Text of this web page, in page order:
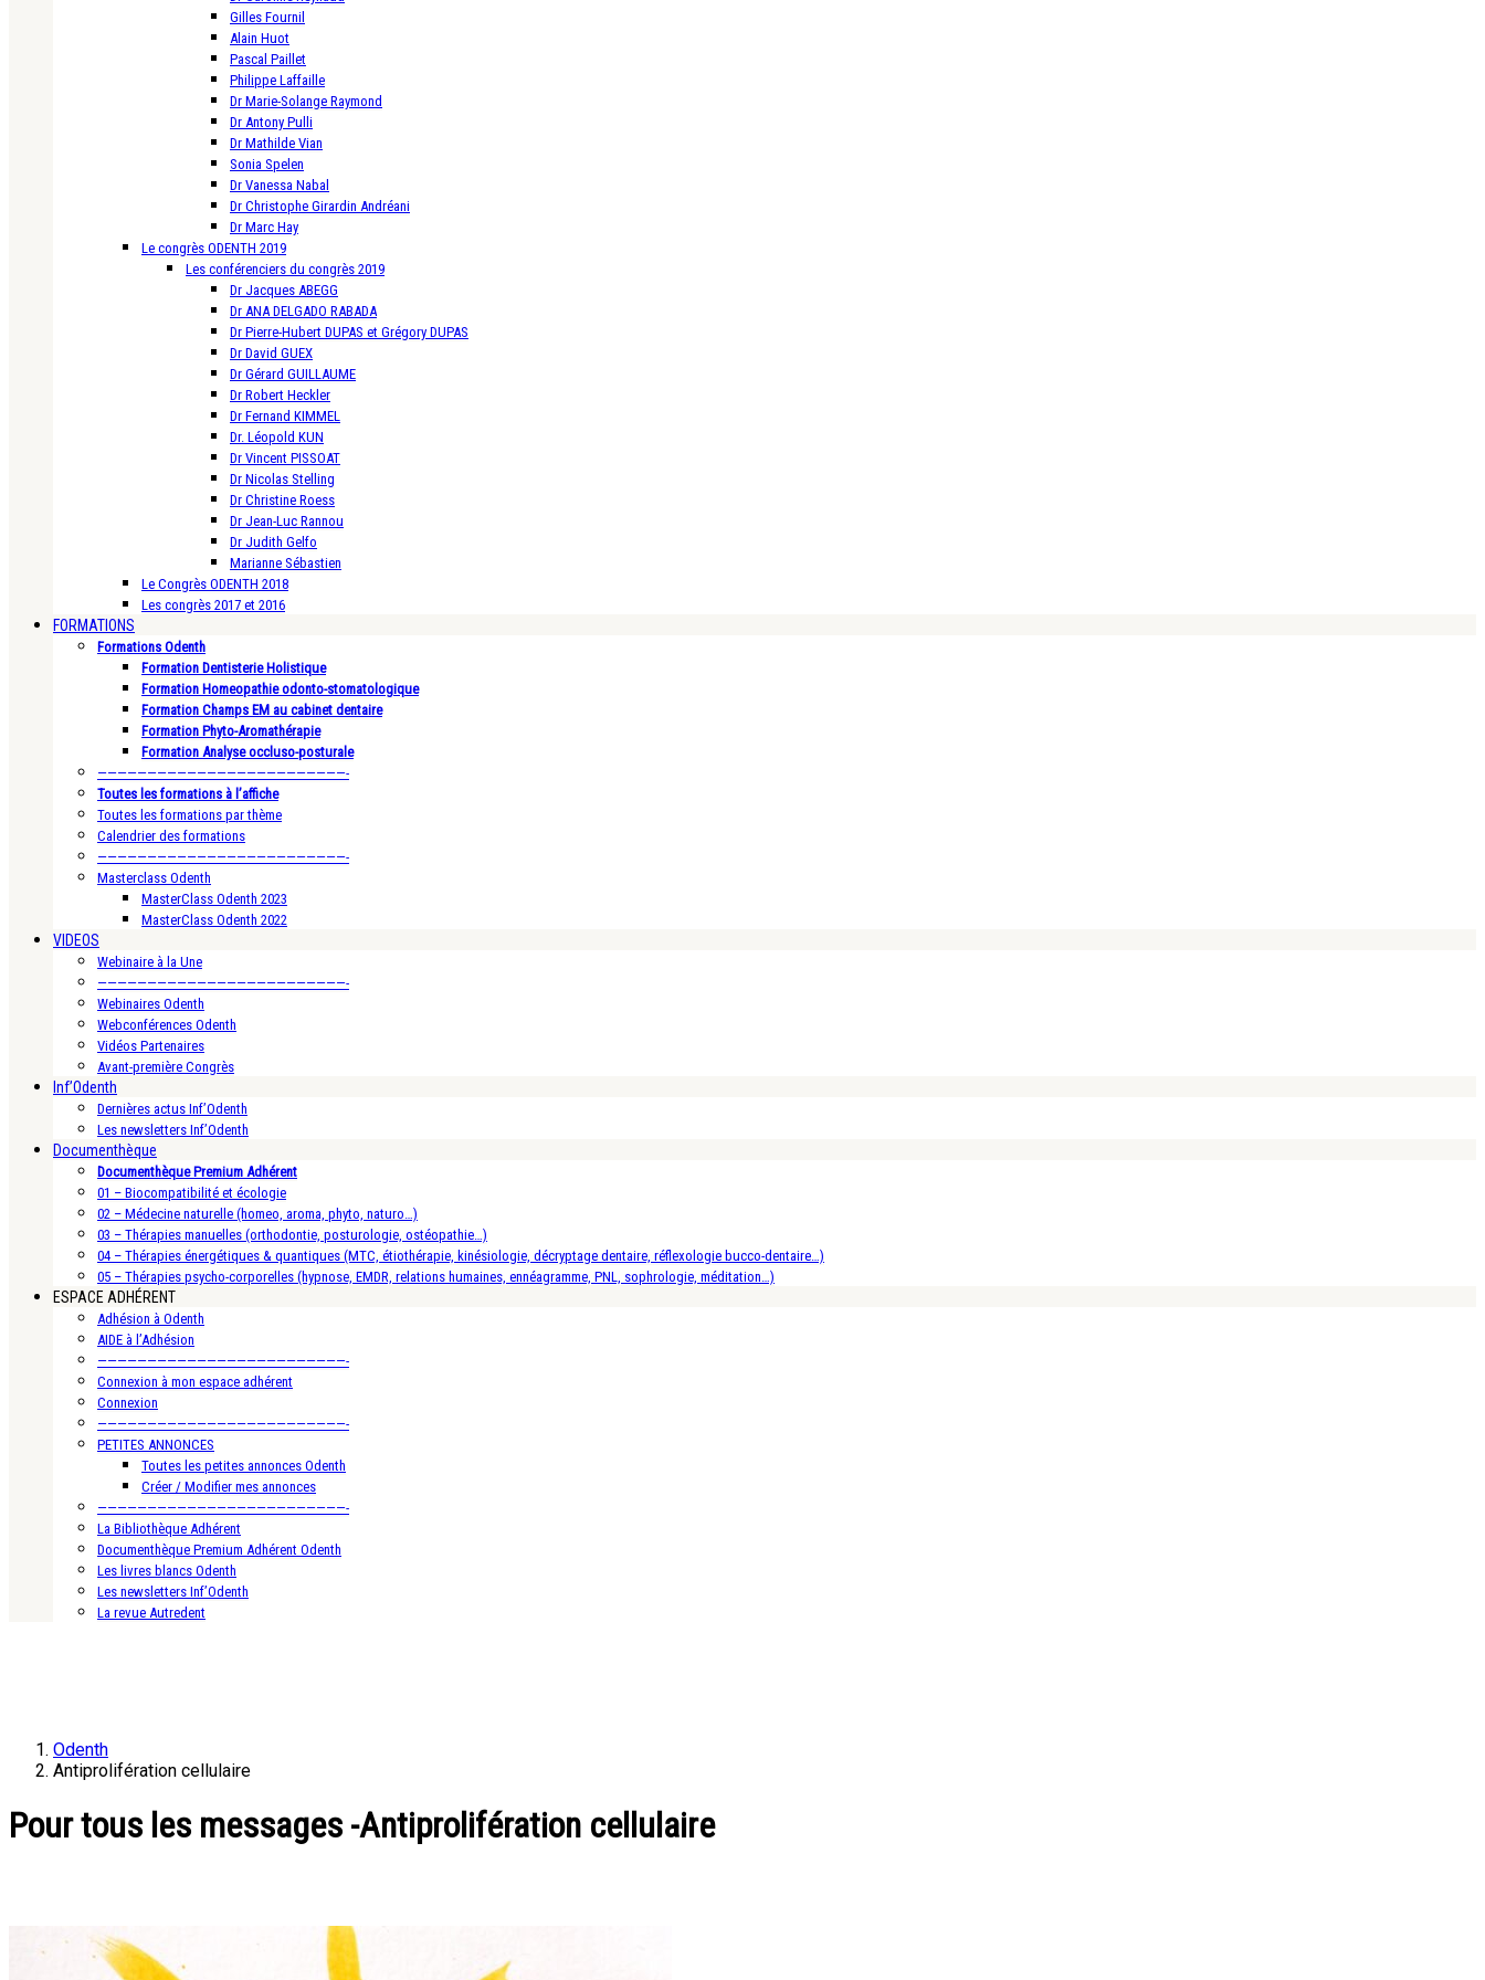
Gilles Fournil
Alain Huot
Pascal Paillet
Philippe Laffaille
Dr Marie-Solange Raymond
Dr Antony Pulli
Dr Mathilde Vian
Sonia Spelen
Dr Vanessa Nabal
Dr Christophe Girardin Andréani
Dr Marc Hay
Le congrès ODENTH 2019
Les conférenciers du congrès 2019
Dr Jacques ABEGG
Dr ANA DELGADO RABADA
Dr Pierre-Hubert DUPAS et Grégory DUPAS
Dr David GUEX
Dr Gérard GUILLAUME
Dr Robert Heckler
Dr Fernand KIMMEL
Dr. Léopold KUN
Dr Vincent PISSOAT
Dr Nicolas Stelling
Dr Christine Roess
Dr Jean-Luc Rannou
Dr Judith Gelfo
Marianne Sébastien
Le Congrès ODENTH 2018
Les congrès 2017 et 2016
FORMATIONS
Formations Odenth
Formation Dentisterie Holistique
Formation Homeopathie odonto-stomatologique
Formation Champs EM au cabinet dentaire
Formation Phyto-Aromathérapie
Formation Analyse occluso-posturale
—————————————————————————-
Toutes les formations à l’affiche
Toutes les formations par thème
Calendrier des formations
—————————————————————————-
Masterclass Odenth
MasterClass Odenth 2023
MasterClass Odenth 2022
VIDEOS
Webinaire à la Une
—————————————————————————-
Webinaires Odenth
Webconférences Odenth
Vidéos Partenaires
Avant-première Congrès
Inf’Odenth
Dernières actus Inf’Odenth
Les newsletters Inf’Odenth
Documenthèque
Documenthèque Premium Adhérent
01 – Biocompatibilité et écologie
02 – Médecine naturelle (homeo, aroma, phyto, naturo…)
03 – Thérapies manuelles (orthodontie, posturologie, ostéopathie…)
04 – Thérapies énergétiques & quantiques (MTC, étiothérapie, kinésiologie, décryptage dentaire, réflexologie bucco-dentaire…)
05 – Thérapies psycho-corporelles (hypnose, EMDR, relations humaines, ennéagramme, PNL, sophrologie, méditation…)
ESPACE ADHÉRENT
Adhésion à Odenth
AIDE à l’Adhésion
—————————————————————————-
Connexion à mon espace adhérent
Connexion
—————————————————————————-
PETITES ANNONCES
Toutes les petites annonces Odenth
Créer / Modifier mes annonces
—————————————————————————-
La Bibliothèque Adhérent
Documenthèque Premium Adhérent Odenth
Les livres blancs Odenth
Les newsletters Inf’Odenth
La revue Autredent
Odenth
Antiprolifération cellulaire
Pour tous les messages -Antiprolifération cellulaire